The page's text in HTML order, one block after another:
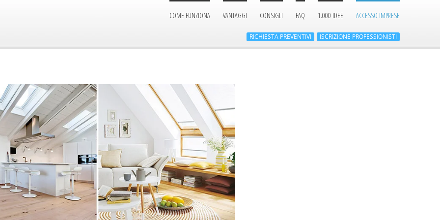
COME FUNZIONA VANTAGGI CONSIGLI FAQ 1.000 IDEE ACCESSO IMPRESE
RICHIESTA PREVENTIVI ISCRIZIONE PROFESSIONISTI